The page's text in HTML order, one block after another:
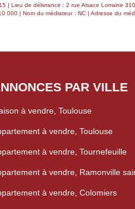
| Lieu de délivrance : 2 rue Alsace Lorraine
| Nom du médiateur : NC | Adresse du
PAR VILLE
à vendre, Toulouse
à vendre, Toulouse
à vendre, Tournefeuille
à vendre, Ramonville
à vendre, Colomiers